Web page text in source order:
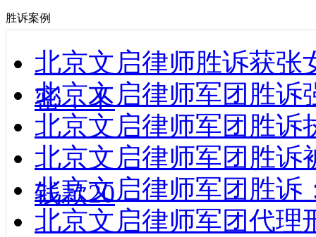
胜诉案例
北京文启律师胜诉获张
密，不
北京文启律师军团胜诉
北京文启律师军团胜诉
北京文启律师军团胜诉
钱款20
北京文启律师军团胜诉
北京文启律师军团代理